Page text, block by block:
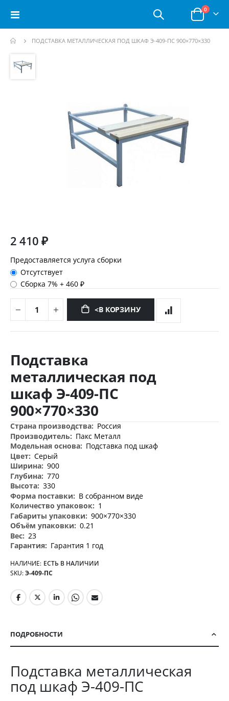
Toggle
Корзина
0позиции
ПОДСТАВКА МЕТАЛЛИЧЕСКАЯ ПОД ШКАФ Э-409-ПС 900×770×330
и
перейти
2 410 ₽
Предоставляется услуга сборки
Отсутствует
Сборка 7%+460 ₽
<В КОРЗИНУ
к
началу
галереи
изображений
Подставка
металлическая под
шкаф Э-409-ПС
900×770×330
Дополнительная
информация
Россия
Пакс Металл
Подставка под шкаф
Серый
900
770
330
В собранном виде
1
900×770×330
0.21
23
Гарантия 1 год
НАЛИЧИЕ: ЕСТЬ В НАЛИЧИИ
SKU Э-409-ПС
ПОДРОБНОСТИ
Подставка металлическая
под шкаф Э-409-ПС